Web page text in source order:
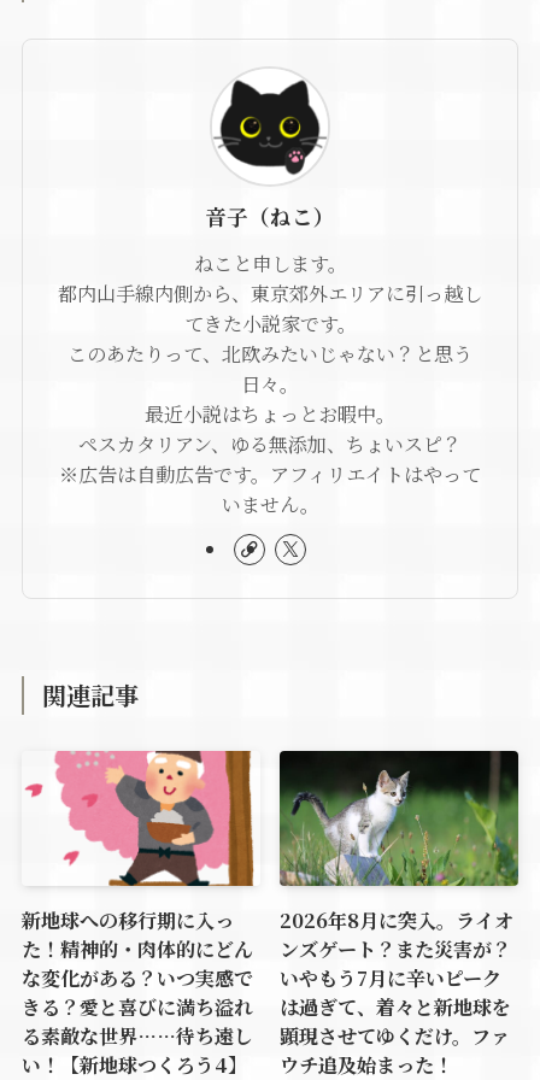
音子（ねこ）
ねこと申します。
都内山手線内側から、東京郊外エリアに引っ越し
てきた小説家です。
このあたりって、北欧みたいじゃない？と思う
日々。
最近小説はちょっとお暇中。
ペスカタリアン、ゆる無添加、ちょいスピ？
※広告は自動広告です。アフィリエイトはやって
いません。
関連記事
新地球への移行期に入っ
た！精神的・肉体的にどん
な変化がある？いつ実感で
きる？愛と喜びに満ち溢れ
る素敵な世界……待ち遠し
い！【新地球つくろう4】
2026年8月に突入。ライオ
ンズゲート？また災害が？
いやもう7月に辛いピーク
は過ぎて、着々と新地球を
顕現させてゆくだけ。ファ
ウチ追及始まった！